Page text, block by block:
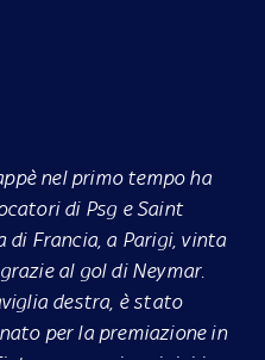
nel primo tempo ha
di Psg e Saint
di Francia, a Parigi, vinta
al gol di Neymar.
destra, è stato
per la premiazione in